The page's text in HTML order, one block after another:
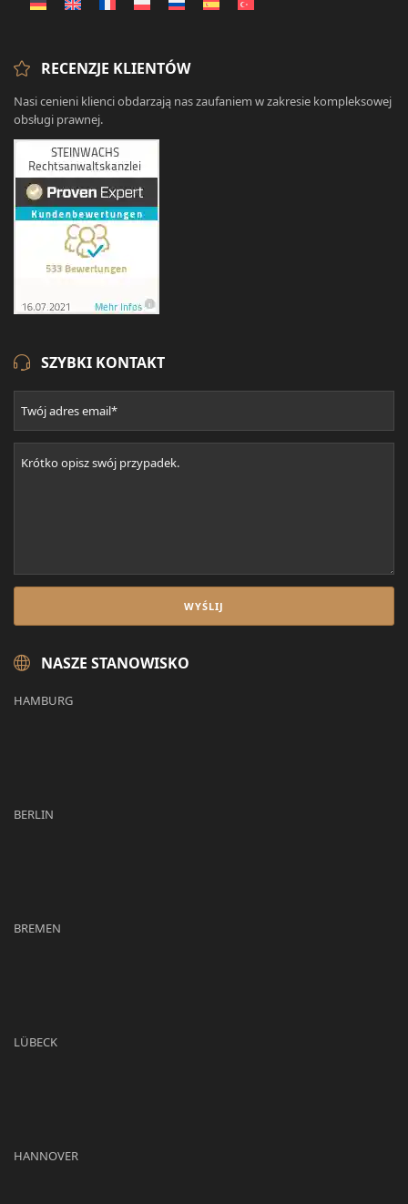
RECENZJE KLIENTÓW
Nasi cenieni klienci obdarzają nas zaufaniem w zakresie kompleksowej
obsługi prawnej.
SZYBKI KONTAKT
NASZE STANOWISKO
HAMBURG
BERLIN
BREMEN
LÜBECK
HANNOVER